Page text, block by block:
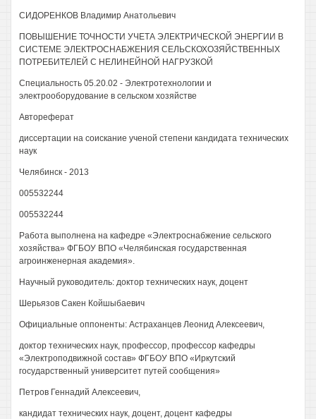
СИДОРЕНКОВ Владимир Анатольевич
ПОВЫШЕНИЕ ТОЧНОСТИ УЧЕТА ЭЛЕКТРИЧЕСКОЙ ЭНЕРГИИ В
СИСТЕМЕ ЭЛЕКТРОСНАБЖЕНИЯ СЕЛЬСКОХОЗЯЙСТВЕННЫХ
ПОТРЕБИТЕЛЕЙ С НЕЛИНЕЙНОЙ НАГРУЗКОЙ
Специальность 05.20.02 - Электротехнологии и
электрооборудование в сельском хозяйстве
Автореферат
диссертации на соискание ученой степени кандидата технических
наук
Челябинск - 2013
005532244
005532244
Работа выполнена на кафедре «Электроснабжение сельского
хозяйства» ФГБОУ ВПО «Челябинская государственная
агроинженерная академия».
Научный руководитель: доктор технических наук, доцент
Шерьязов Сакен Койшыбаевич
Официальные оппоненты: Астраханцев Леонид Алексеевич,
доктор технических наук, профессор, профессор кафедры
«Электроподвижной состав» ФГБОУ ВПО «Иркутский
государственный университет путей сообщения»
Петров Геннадий Алексеевич,
кандидат технических наук, доцент, доцент кафедры